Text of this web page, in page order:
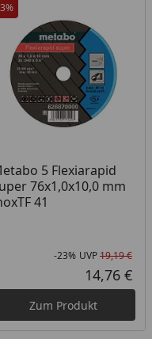
ProzentPreis
Preis
5 Flexiarapid
76x1,0x10,0 mm
41
-23% UVP19,19 €
14,76 €
Zum Produkt